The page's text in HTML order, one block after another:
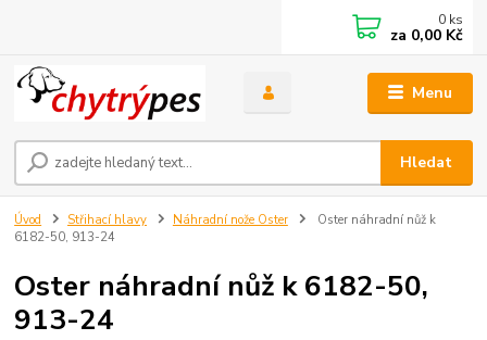
Menu
Hledat
0 ks
za 0,00 Kč
Úvod Střihací hlavy Náhradní nože Oster
Oster náhradní nůž k
6182-50, 913-24
Oster náhradní nůž k 6182-50,
913-24